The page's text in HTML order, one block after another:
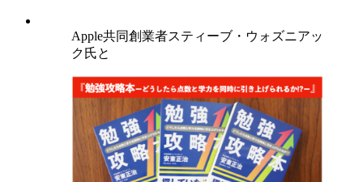
Apple共同創業者スティーブ・ウォズニアッ
ク氏と